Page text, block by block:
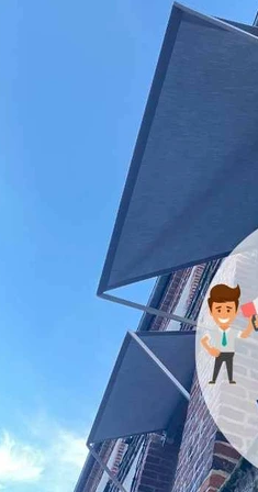
Normes - Outils d'aide à la vente
Installation pour professionnel
voiles ou toiles acoustiques
Engagement &
Protection solaire